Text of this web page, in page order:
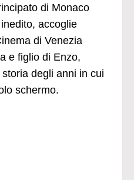
di Monaco
accoglie
di Venezia
e figlio di Enzo,
degli anni in cui
schermo.